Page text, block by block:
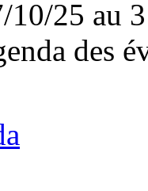
10/25 au
des